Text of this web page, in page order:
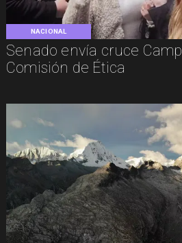
NACIONAL
Senado envía cruce
Comisión de Ética